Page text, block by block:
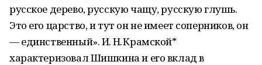
русское дерево, русскую чащу, русскую глушь.
Это его царство, и тут он не имеет соперников, он
— единственный». И. Н. Крамской*
характеризовал Шишкина и его вклад в